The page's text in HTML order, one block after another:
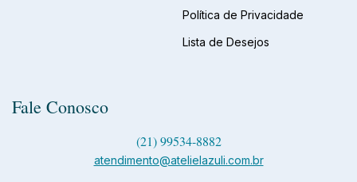
Política de Privacidade
Lista de Desejos
Fale Conosco
(21) 99534-8882
atendimento@atelielazuli.com.br